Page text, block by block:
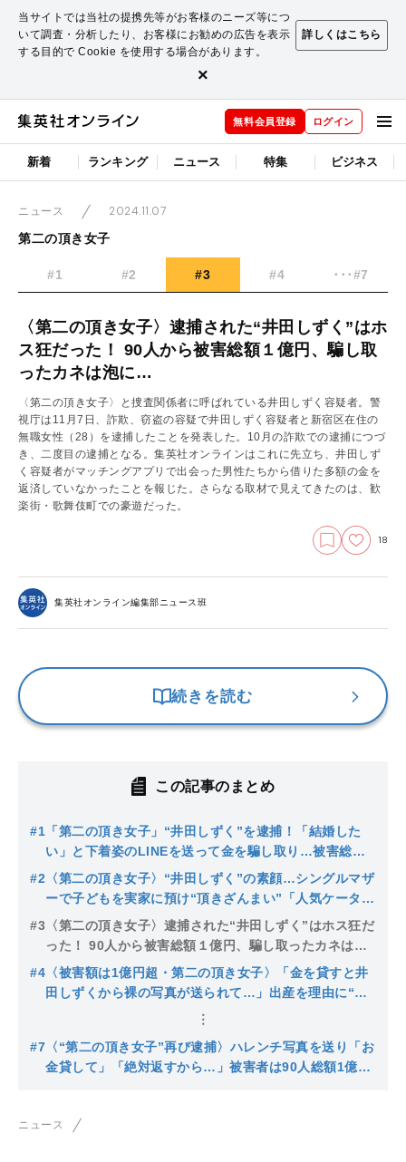
当サイトでは当社の提携先等がお客様のニーズ等につ
いて調査・分析したり、お客様にお勧めの広告を表示
する目的で Cookie を使用する場合があります。
詳しくはこちら
×
無料会員登録 ログイン
新着 ランキング ニュース 特集 ビジネス
ニュース
2024.11.07
第二の頂き女子
#1 #2 #3 #4 ･･･#7
〈第二の頂き女子〉逮捕された“井田しずく”はホ
ス狂だった！ 90人から被害総額１億円、騙し取
ったカネは泡に…
〈第二の頂き女子〉と捜査関係者に呼ばれている井田しずく容疑者。警
視庁は11月7日、詐欺、窃盗の容疑で井田しずく容疑者と新宿区在住の
無職女性（28）を逮捕したことを発表した。10月の詐欺での逮捕につづ
き、二度目の逮捕となる。 集英社オンラインはこれに先立ち、井田しず
く容疑者がマッチングアプリで出会った男性たちから借りた多額の金を
返済していなかったことを報じた。さらなる取材で見えてきたのは、歓
楽街・歌舞伎町での豪遊だった。
18
集英社オンライン編集部ニュース班
続きを読む
この記事のまとめ
#1 「第二の頂き女子」“井田しずく”を逮捕！「結婚した
い」と下着姿のLINEを送って金を騙し取り…被害総額
は数千万円超え
#2 〈第二の頂き女子〉“井田しずく”の素顔…シングルマザ
ーで子どもを実家に預け“頂きざんまい”「人気ケータイ
小説は私が書いた」幼少期から虚言＆トラブル
#3 〈第二の頂き女子〉逮捕された“井田しずく”はホス狂だ
った！ 90人から被害総額１億円、騙し取ったカネは泡
に…
#4 〈被害額は1億円超・第二の頂き女子〉「金を貸すと井
田しずくから裸の写真が送られて…」出産を理由に“お
ねだり”、泣き寝入りの被害者多数
#7 〈“第二の頂き女子”再び逮捕〉ハレンチ写真を送り「お
金貸して」「絶対返すから…」被害者は90人総額1億円
ニュース